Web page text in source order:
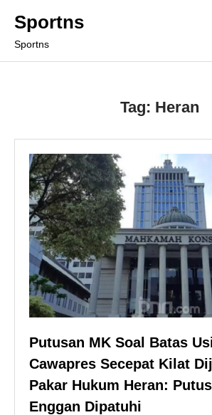
content
Sportns
Sportns
Tag: Heran
Putusan MK Soal Batas
Cawapres Secepat Kilat
Pakar Hukum Heran:
Enggan Dipatuhi